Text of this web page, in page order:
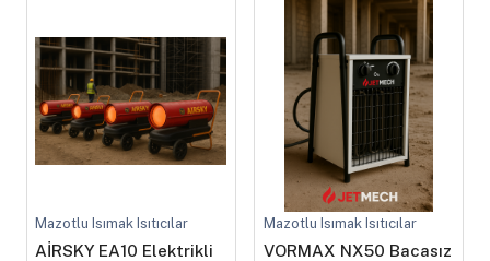
Mazotlu Isımak Isıtıcılar
AİRSKY EA10 Elektrikli
Mazotlu Isımak Isıtıcılar
VORMAX NX50 Bacasız